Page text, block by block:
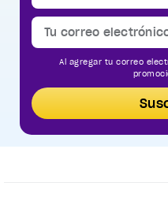
Al agregar tu correo